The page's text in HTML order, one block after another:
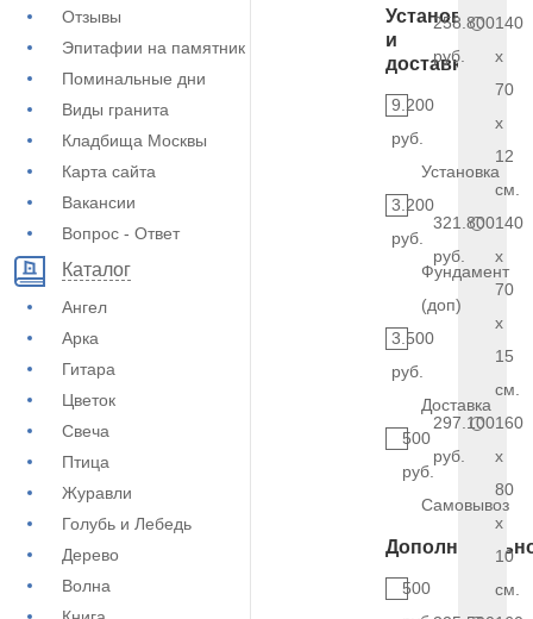
Отзывы
Эпитафии на памятник
Поминальные дни
Виды гранита
Кладбища Москвы
Карта сайта
Вакансии
Вопрос - Ответ
Каталог
Ангел
Арка
Гитара
Цветок
Свеча
Птица
Журавли
Голубь и Лебедь
Дерево
Волна
Установка
и
доставка
9.200
руб.
Установка
3.200
руб.
Фундамент
(доп)
3.500
руб.
Доставка
500
руб.
Самовывоз
500
258.800
руб.
140
x
70
x
12
см.
321.800
руб.
140
x
70
x
15
см.
297.100
руб.
160
x
80
x
10
см.